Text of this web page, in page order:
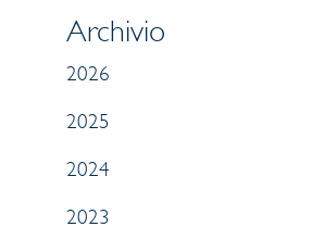
Archivio
2026
2025
2024
2023